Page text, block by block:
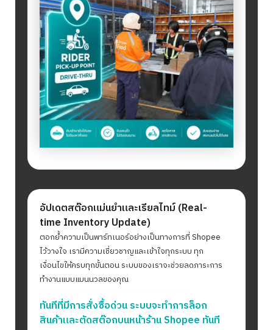
อัปเดตสต๊อกแม่นยำและเรียลไทม์ (Real-
time Inventory Update)
ตอกย้ำความเป็นพาร์ทเนอร์อย่างเป็นทางการที่ Shopee
ไว้วางใจ เรามีความเชี่ยวชาญและเข้าใจทุกระบบ ทุก
เงื่อนไขให้ครบทุกขั้นตอน ระบบของเราจะช่วยลดภาระการ
ทำงานแบบแมนนวลของคุณ
ทันทีที่มีการสั่งซื้อด่วน ระบบจะทำการล็อก
สินค้าและตัดสต๊อกบนหน้าร้าน Shopee ทันที